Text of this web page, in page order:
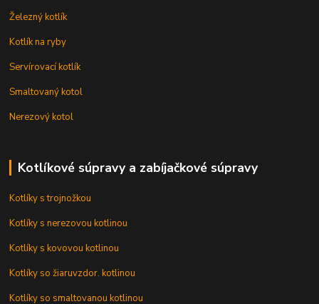
Železný kotlík
Kotlík na ryby
Servírovací kotlík
Smaltovaný kotol
Nerezový kotol
Kotlíkové súpravy a zabíjačkové súpravy
Kotlíky s trojnožkou
Kotlíky s nerezovou kotlinou
Kotlíky s kovovou kotlinou
Kotlíky so žiaruvzdor. kotlinou
Kotlíky so smaltovanou kotlinou